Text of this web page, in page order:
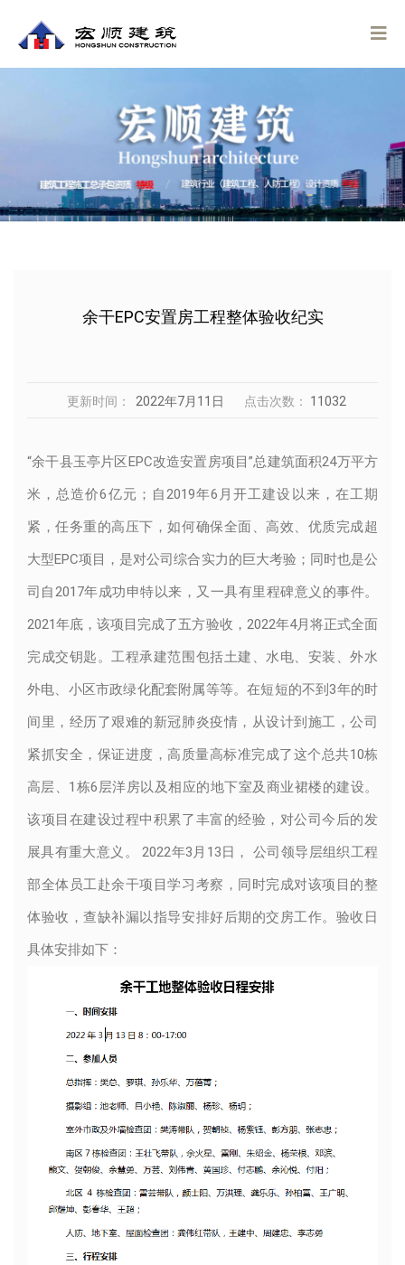
余干EPC安置房工程整体验收纪实
更新时间： 2022年7月11日 点击次数： 11032
“余干县玉亭片区EPC改造安置房项目”总建筑面积24万平方
米，总造价6亿元；自2019年6月开工建设以来，在工期
紧，任务重的高压下，如何确保全面、高效、优质完成超
大型EPC项目，是对公司综合实力的巨大考验；同时也是公
司自2017年成功申特以来，又一具有里程碑意义的事件。
2021年底，该项目完成了五方验收，2022年4月将正式全面
完成交钥匙。工程承建范围包括土建、水电、安装、外水
外电、小区市政绿化配套附属等等。在短短的不到3年的时
间里，经历了艰难的新冠肺炎疫情，从设计到施工，公司
紧抓安全，保证进度，高质量高标准完成了这个总共10栋
高层、1栋6层洋房以及相应的地下室及商业裙楼的建设。
该项目在建设过程中积累了丰富的经验，对公司今后的发
展具有重大意义。 2022年3月13日， 公司领导层组织工程
部全体员工赴余干项目学习考察，同时完成对该项目的整
体验收，查缺补漏以指导安排好后期的交房工作。验收日
具体安排如下：